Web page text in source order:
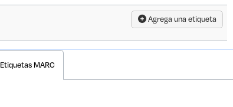
Agrega una etiqueta
Etiquetas MARC